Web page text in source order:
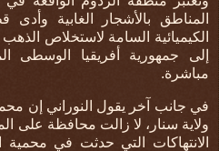
المناطق بالأشجار الغابية وأدى
الكيميائية السامة لاستخلاص
إلى جمهورية أفريقيا الوسطى
مباشرة.
في جانب آخر يقول النوراني إن
ولاية سنار، لا زالت محافظة على
الانتهاكات التي حدثت في